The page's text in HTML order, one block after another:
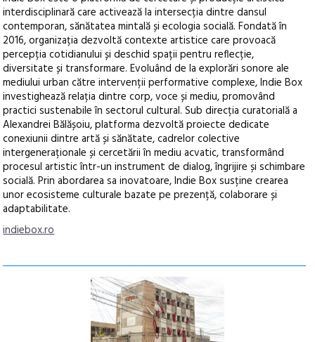
interdisciplinară care activează la intersecția dintre dansul
contemporan, sănătatea mintală și ecologia socială. Fondată în
2016, organizația dezvoltă contexte artistice care provoacă
percepția cotidianului și deschid spații pentru reflecție,
diversitate și transformare. Evoluând de la explorări sonore ale
mediului urban către intervenții performative complexe, Indie Box
investighează relația dintre corp, voce și mediu, promovând
practici sustenabile în sectorul cultural. Sub direcția curatorială a
Alexandrei Bălășoiu, platforma dezvoltă proiecte dedicate
conexiunii dintre artă și sănătate, cadrelor colective
intergeneraționale și cercetării în mediu acvatic, transformând
procesul artistic într-un instrument de dialog, îngrijire și schimbare
socială. Prin abordarea sa inovatoare, Indie Box susține crearea
unor ecosisteme culturale bazate pe prezență, colaborare și
adaptabilitate.
indiebox.ro